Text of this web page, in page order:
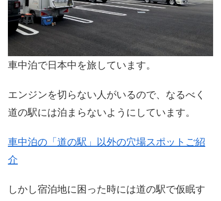
車中泊で日本中を旅しています。
エンジンを切らない人がいるので、なるべく
道の駅には泊まらないようにしています。
車中泊の「道の駅」以外の穴場スポットご紹
介
しかし宿泊地に困った時には道の駅で仮眠す